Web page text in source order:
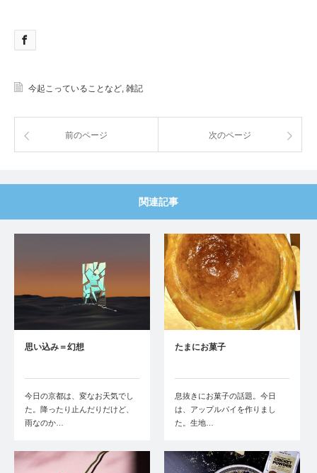
今起こっていることなど, 雑記
前のページ 次のページ
関連記事
思い込み＝幻想
今日の京都は、変なお天気でし
た。降ったり止んだりだけど、
雨なのか…
たまにお菓子
息抜きにお菓子の話題。今日
は、アップルパイを作りまし
た。生地…